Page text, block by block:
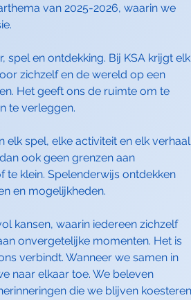
van 2025-2026, waarin we
spel en ontdekking. Bij KSA krijgt elk
zichzelf en de wereld op een
Het geeft ons de ruimte om te
te verleggen.
spel, elke activiteit en elk verhaal
ook geen grenzen aan
te klein. Spelenderwijs ontdekken
en mogelijkheden.
kansen, waarin iedereen zichzelf
onvergetelijke momenten. Het is
verbindt. Wanneer we samen in
naar elkaar toe. We beleven
die we blijven